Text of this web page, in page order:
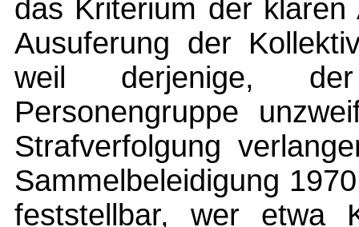
das Kriterium der
Ausuferung der
weil derjenige,
Personengruppe
Strafverfolgung
Sammelbeleidigung
feststellbar, wer etwa